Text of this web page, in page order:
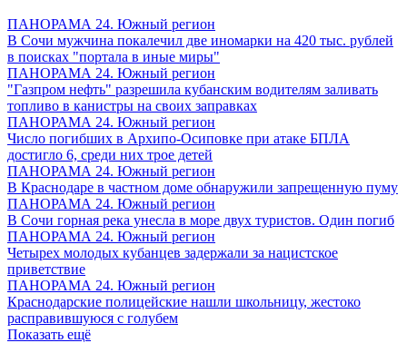
ПАНОРАМА 24. Южный регион
В Сочи мужчина покалечил две иномарки на 420 тыс. рублей
в поисках "портала в иные миры"
ПАНОРАМА 24. Южный регион
"Газпром нефть" разрешила кубанским водителям заливать
топливо в канистры на своих заправках
ПАНОРАМА 24. Южный регион
Число погибших в Архипо-Осиповке при атаке БПЛА
достигло 6, среди них трое детей
ПАНОРАМА 24. Южный регион
В Краснодаре в частном доме обнаружили запрещенную пуму
ПАНОРАМА 24. Южный регион
В Сочи горная река унесла в море двух туристов. Один погиб
ПАНОРАМА 24. Южный регион
Четырех молодых кубанцев задержали за нацистское
приветствие
ПАНОРАМА 24. Южный регион
Краснодарские полицейские нашли школьницу, жестоко
расправившуюся с голубем
Показать ещё